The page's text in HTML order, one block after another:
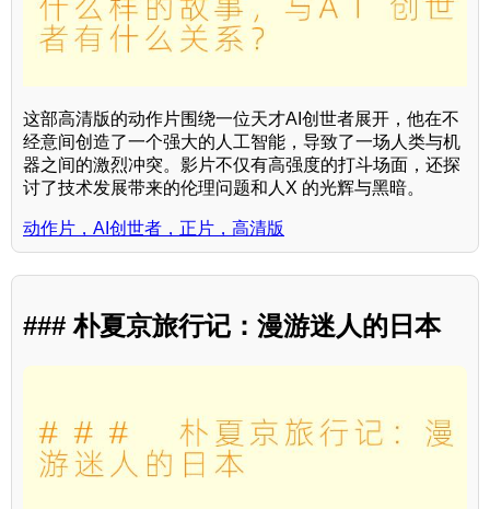
这部高清版的动作片围绕一位天才AI创世者展开，他在不
经意间创造了一个强大的人工智能，导致了一场人类与机
器之间的激烈冲突。影片不仅有高强度的打斗场面，还探
讨了技术发展带来的伦理问题和人X 的光辉与黑暗。
动作片，AI创世者，正片，高清版
### 朴夏京旅行记：漫游迷人的日本